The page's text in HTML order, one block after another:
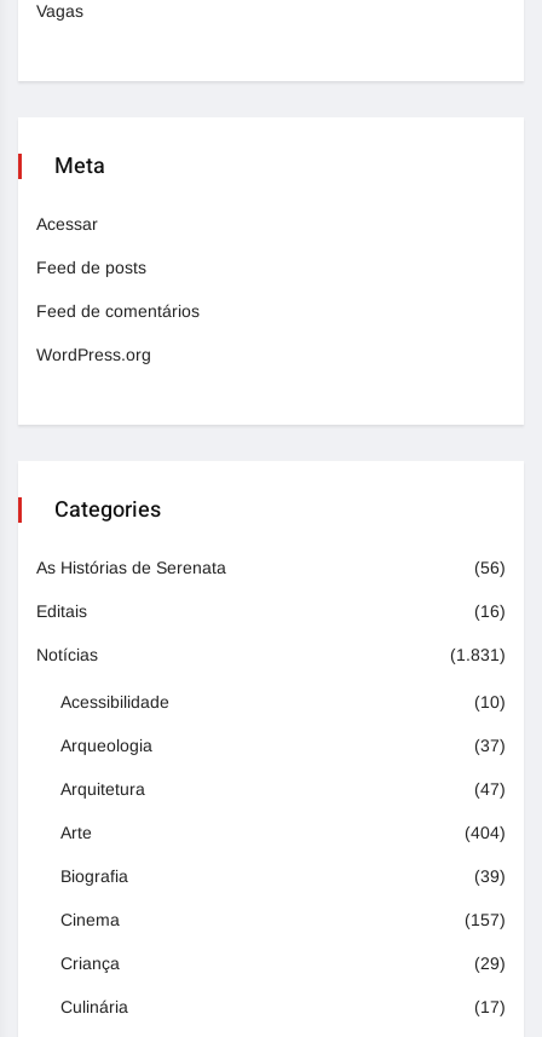
Vagas
Meta
Acessar
Feed de posts
Feed de comentários
WordPress.org
Categories
As Histórias de Serenata (56)
Editais (16)
Notícias (1.831)
Acessibilidade (10)
Arqueologia (37)
Arquitetura (47)
Arte (404)
Biografia (39)
Cinema (157)
Criança (29)
Culinária (17)